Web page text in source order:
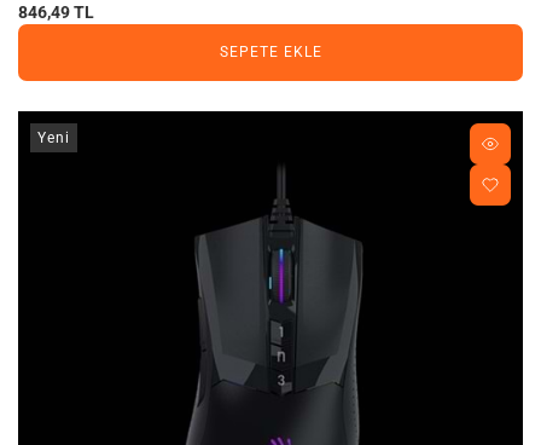
846,49 TL
SEPETE EKLE
Yeni